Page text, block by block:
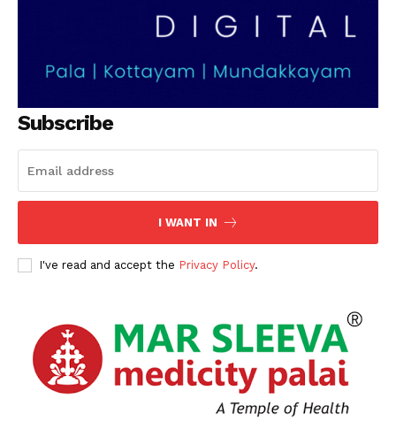
Subscribe
I WANT IN
I've read and accept the Privacy Policy.